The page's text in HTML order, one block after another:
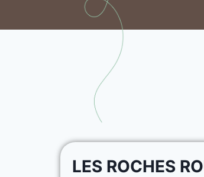
LES ROCHES